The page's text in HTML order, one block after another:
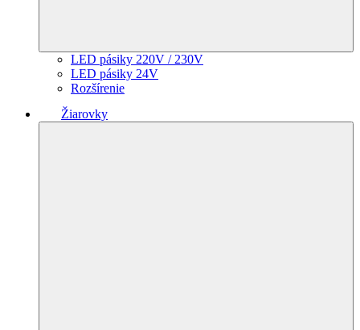
LED pásiky 220V / 230V
LED pásiky 24V
Rozšírenie
Žiarovky